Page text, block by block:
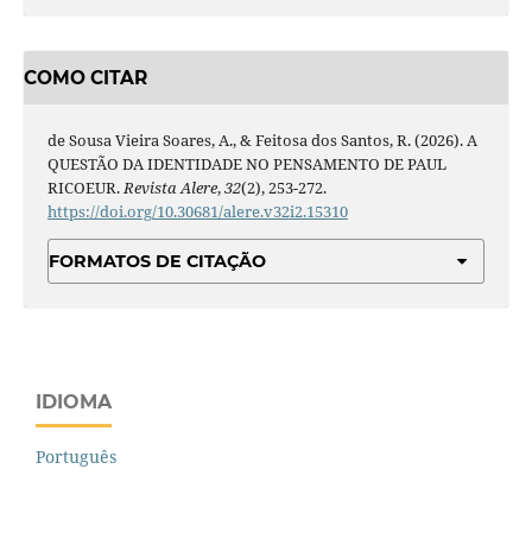
COMO CITAR
de Sousa Vieira Soares, A., & Feitosa dos Santos, R. (2026). A
QUESTÃO DA IDENTIDADE NO PENSAMENTO DE PAUL
RICOEUR.Revista Alere,32(2), 253-272.
https://doi.org/10.30681/alere.v32i2.15310
FORMATOS DE CITAÇÃO
IDIOMA
Português